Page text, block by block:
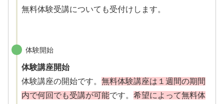
無料体験受講についても受付けします。
体験開始
体験講座開始
体験講座の開始です。 無料体験講座は１週間の期間
内で何回でも受講が可能です。 希望によって無料体